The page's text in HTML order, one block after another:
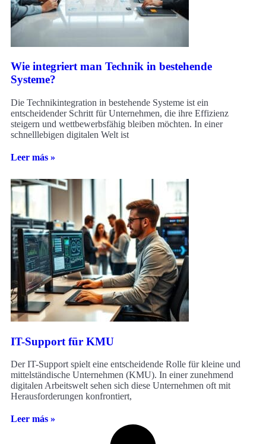
Wie integriert man Technik in bestehende
Systeme?
Die Technikintegration in bestehende Systeme ist ein
entscheidender Schritt für Unternehmen, die ihre Effizienz
steigern und wettbewerbsfähig bleiben möchten. In einer
schnelllebigen digitalen Welt ist
Leer más »
IT-Support für KMU
Der IT-Support spielt eine entscheidende Rolle für kleine und
mittelständische Unternehmen (KMU). In einer zunehmend
digitalen Arbeitswelt sehen sich diese Unternehmen oft mit
Herausforderungen konfrontiert,
Leer más »